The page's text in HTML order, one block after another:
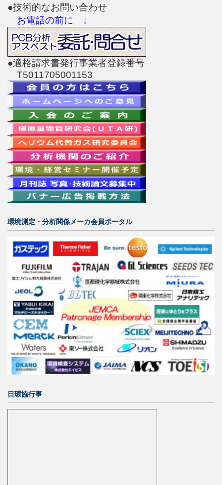
●技術的なお問い合わせ
お電話の前に ↓
●適格請求書発行事業者登録番号
T5011705001153
環境測定・分析関係メーカ会員ポータル
日環協行事